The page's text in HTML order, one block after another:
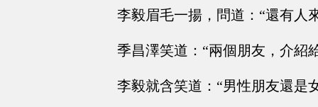
李毅眉毛一揚，問道：“還有人
季昌澤笑道：“兩個朋友，介紹
李毅就含笑道：“男性朋友還是